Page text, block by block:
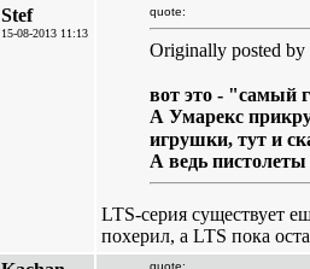
Stef
15-08-2013 11:13
quote:
Originally posted by
вот это - "самый
А Умарекс
игрушки, тут и
А ведь
LTS-серия существует
похерил, а LTS пока
quote: